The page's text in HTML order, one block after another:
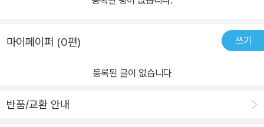
마이페이퍼 (0편) 쓰기
등록된 글이 없습니다
반품/교환 안내